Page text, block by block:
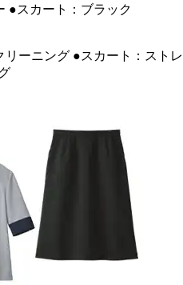
●スカート：ブラック
ーニング ●スカート：ストレ